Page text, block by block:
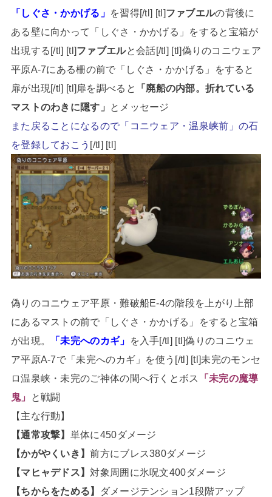
「しぐさ・かかげる」 を習得[/tl] [tl]ファブエルの背後に
ある壁に向かって「しぐさ・かかげる」をすると宝箱が
出現する[/tl] [tl]ファブエルと会話[/tl] [tl]偽りのコニウェア
平原A-7にある柵の前で「しぐさ・かかげる」をすると
扉が出現[/tl] [tl]扉を調べると
「廃船の内部。折れている
マストのわきに隠す」
とメッセージ
また戻ることになるので「コニウェア・温泉峡前」の石
を登録しておこう [/tl] [tl]
偽りのコニウェア平原・難破船E-4の階段を上がり上部
にあるマストの前で「しぐさ・かかげる」をすると宝箱
が出現。
「未完へのカギ」
を入手[/tl] [tl]偽りのコニウェ
ア平原A-7で「未完へのカギ」を使う[/tl] [tl]未完のモンセ
ロ温泉峡・未完のご神体の間へ行くとボス
「未完の魔導
鬼」
と戦闘
【主な行動】
【通常攻撃】
単体に450ダメージ
【かがやくいき】前方にブレス380ダメージ
【マヒャデドス】 対象周囲に氷呪文400ダメージ
【ちからをためる】
ダメージテンション1段階アップ